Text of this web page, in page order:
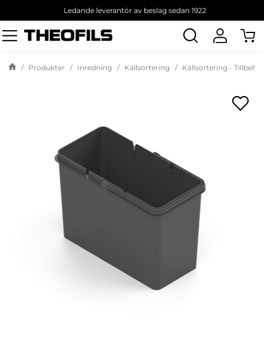
Ledande leverantör av beslag sedan 1922
Sök
produkt
Produkter Inredning Källsortering Källsortering - Tillbehör